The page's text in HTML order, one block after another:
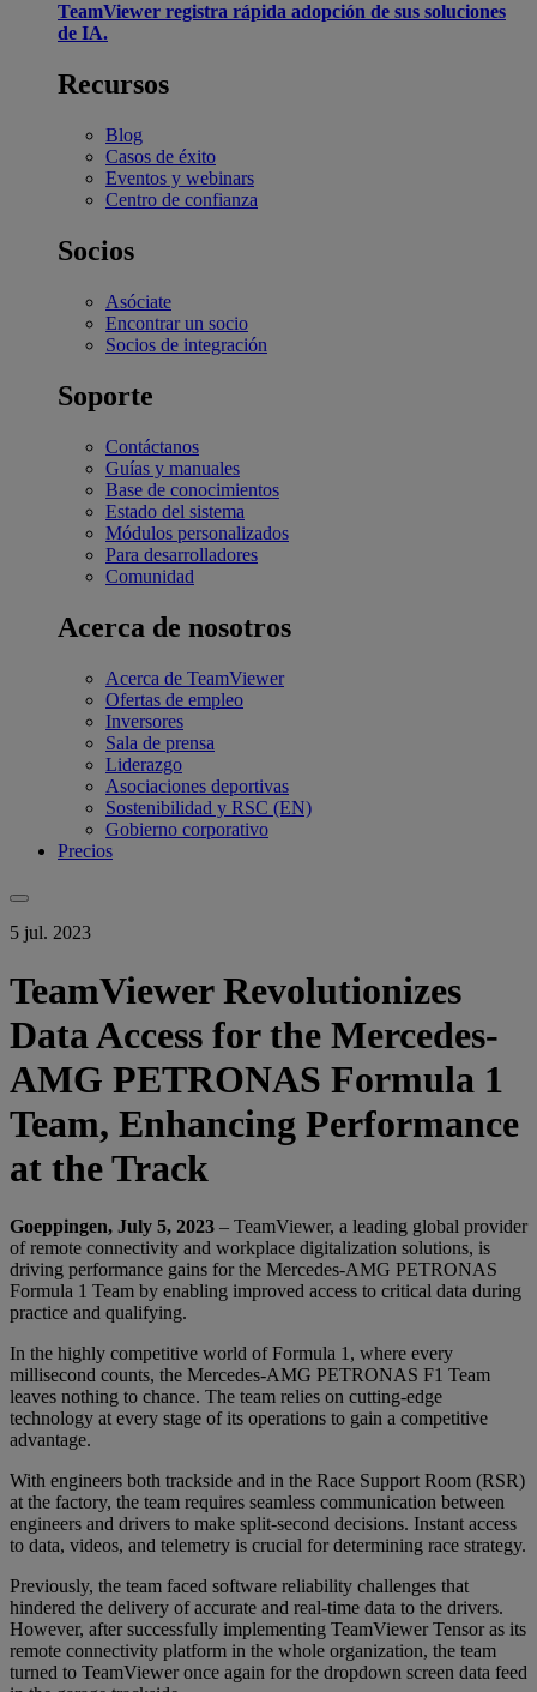
TeamViewer registra rápida adopción de sus soluciones
de IA.
Recursos
Blog
Casos de éxito
Eventos y webinars
Centro de confianza
Socios
Asóciate
Encontrar un socio
Socios de integración
Soporte
Contáctanos
Guías y manuales
Base de conocimientos
Estado del sistema
Módulos personalizados
Para desarrolladores
Comunidad
Acerca de nosotros
Acerca de TeamViewer
Ofertas de empleo
Inversores
Sala de prensa
Liderazgo
Asociaciones deportivas
Sostenibilidad y RSC (EN)
Gobierno corporativo
Precios
5 jul. 2023
TeamViewer Revolutionizes
Data Access for the Mercedes-
AMG PETRONAS Formula 1
Team, Enhancing Performance
at the Track
Goeppingen, July 5, 2023 – TeamViewer, a leading global provider
of remote connectivity and workplace digitalization solutions, is
driving performance gains for the Mercedes-AMG PETRONAS
Formula 1 Team by enabling improved access to critical data during
practice and qualifying.
In the highly competitive world of Formula 1, where every
millisecond counts, the Mercedes-AMG PETRONAS F1 Team
leaves nothing to chance. The team relies on cutting-edge
technology at every stage of its operations to gain a competitive
advantage.
With engineers both trackside and in the Race Support Room (RSR)
at the factory, the team requires seamless communication between
engineers and drivers to make split-second decisions. Instant access
to data, videos, and telemetry is crucial for determining race strategy.
Previously, the team faced software reliability challenges that
hindered the delivery of accurate and real-time data to the drivers.
However, after successfully implementing TeamViewer Tensor as its
remote connectivity platform in the whole organization, the team
turned to TeamViewer once again for the dropdown screen data feed